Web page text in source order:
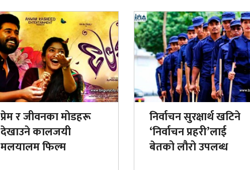
प्रेम र जीवनका मोडहरू
देखाउने कालजयी
मलयालम फिल्म
निर्वाचन सुरक्षार्थ खटिने
‘निर्वाचन प्रहरी’लाई
बेतको लौरो उपलब्ध